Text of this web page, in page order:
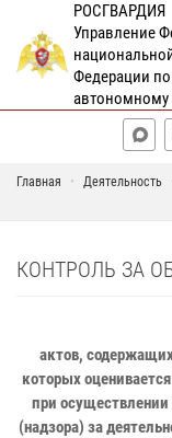
РОСГВАРДИЯ
Управление
Федерации
автономному
Главная Деятельность
КОНТРОЛЬ ЗА
актов,
которых
при осуществлении
(надзора) за